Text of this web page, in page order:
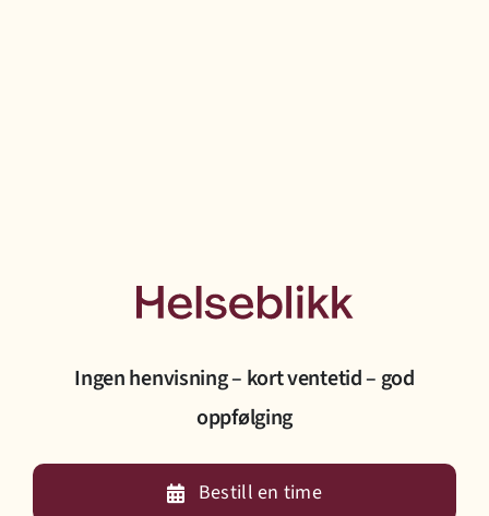
Ingen henvisning – kort ventetid – god
oppfølging
Bestill en time